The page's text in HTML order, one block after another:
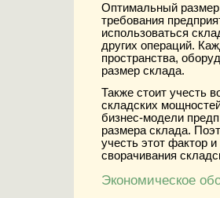
Оптимальный
требования
использоваться
других операций.
пространства,
размер склада.
Также стоит учесть
складских
бизнес-модели
размера склада.
учесть этот фактор
сворачивания
Экономическое